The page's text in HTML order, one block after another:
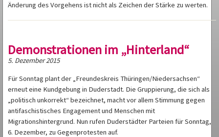
Änderung des Vorgehens ist nicht als Zeichen der Stärke zu werten.
Demonstrationen im „Hinterland“
5. Dezember 2015
Für Sonntag plant der „Freundeskreis Thüringen/Niedersachsen“
erneut eine Kundgebung in Duderstadt. Die Gruppierung, die sich als
„politisch unkorrekt“ bezeichnet, macht vor allem Stimmung gegen
antifaschistisches Engagement und Menschen mit
Migrationshintergrund. Nun rufen Duderstädter Parteien für Sonntag,
6. Dezember, zu Gegenprotesten auf.